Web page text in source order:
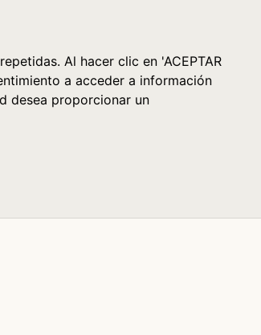
Al hacer clic en 'ACEPTAR
a acceder a información
desea proporcionar un